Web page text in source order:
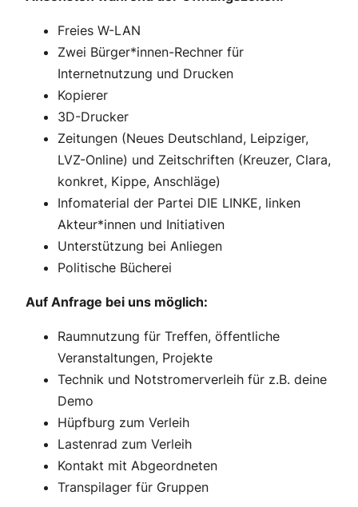
Freies W-LAN
Zwei Bürger*innen-Rechner für
Internetnutzung und Drucken
Kopierer
3D-Drucker
Zeitungen (Neues Deutschland, Leipziger,
LVZ-Online) und Zeitschriften (Kreuzer, Clara,
konkret, Kippe, Anschläge)
Infomaterial der Partei DIE LINKE, linken
Akteur*innen und Initiativen
Unterstützung bei Anliegen
Politische Bücherei
Auf Anfrage bei uns möglich:
Raumnutzung für Treffen, öffentliche
Veranstaltungen, Projekte
Technik und Notstromerverleih für z.B. deine
Demo
Hüpfburg zum Verleih
Lastenrad zum Verleih
Kontakt mit Abgeordneten
Transpilager für Gruppen